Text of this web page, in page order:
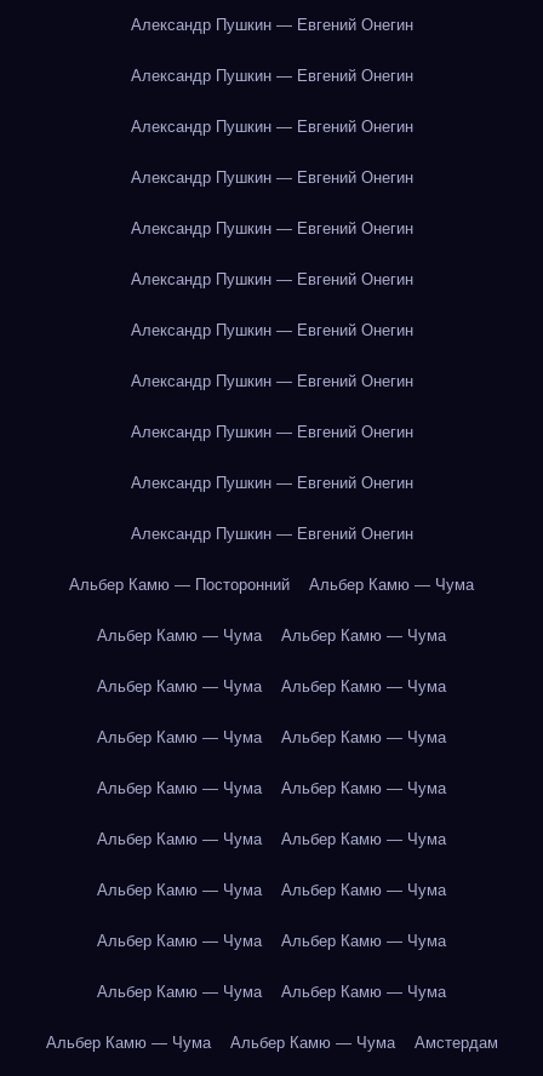
Александр Пушкин — Евгений Онегин
Александр Пушкин — Евгений Онегин
Александр Пушкин — Евгений Онегин
Александр Пушкин — Евгений Онегин
Александр Пушкин — Евгений Онегин
Александр Пушкин — Евгений Онегин
Александр Пушкин — Евгений Онегин
Александр Пушкин — Евгений Онегин
Александр Пушкин — Евгений Онегин
Александр Пушкин — Евгений Онегин
Александр Пушкин — Евгений Онегин
Альбер Камю — Посторонний Альбер Камю — Чума
Альбер Камю — Чума Альбер Камю — Чума
Альбер Камю — Чума Альбер Камю — Чума
Альбер Камю — Чума Альбер Камю — Чума
Альбер Камю — Чума Альбер Камю — Чума
Альбер Камю — Чума Альбер Камю — Чума
Альбер Камю — Чума Альбер Камю — Чума
Альбер Камю — Чума Альбер Камю — Чума
Альбер Камю — Чума Альбер Камю — Чума
Альбер Камю — Чума Альбер Камю — Чума Амстердам